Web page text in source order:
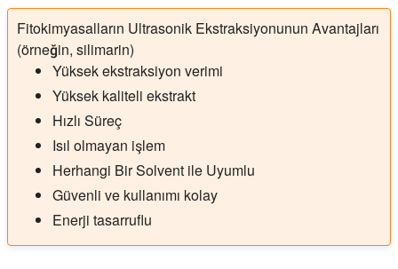
Fitokimyasalların Ultrasonik Ekstraksiyonunun Avantajları
(örneğin, silimarin)
Yüksek ekstraksiyon verimi
Yüksek kaliteli ekstrakt
Hızlı Süreç
Isıl olmayan işlem
Herhangi Bir Solvent ile Uyumlu
Güvenli ve kullanımı kolay
Enerji tasarruflu